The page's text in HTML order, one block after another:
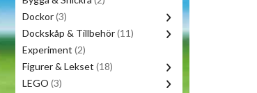
Dockor(3)
Dockskåp & Tillbehör(11)
Experiment (2)
Figurer & Lekset (18)
LEGO (3)